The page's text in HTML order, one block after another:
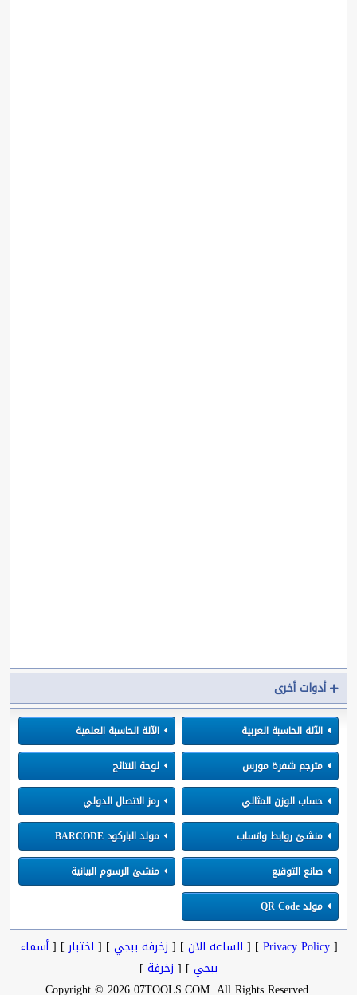
أدوات أخرى
الآلة الحاسبة العربية
الآلة الحاسبة العلمية
مترجم شفرة مورس
لوحة النتائج
حساب الوزن المثالي
رمز الاتصال الدولي
منشئ روابط واتساب
مولد الباركود BARCODE
صانع التوقيع
منشئ الرسوم البيانية
مولد QR Code
[
Privacy Policy
] [ الساعة الآن ] [ زخرفة ببجي ] [ اختبار] [أسماء
ببجي ] [ زخرفة ]
.Copyright © 2026 07TOOLS.COM. All Rights Reserved